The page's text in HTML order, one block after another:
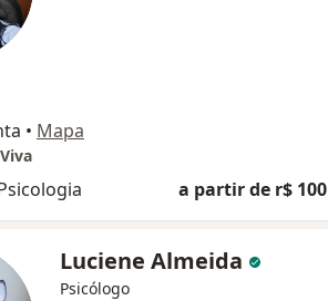
• Mapa
a partir de r$ 100
Luciene Almeida
Psicólogo